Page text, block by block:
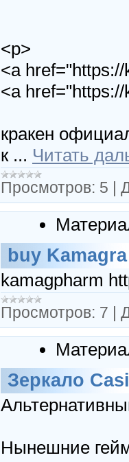
<p>
<a
<a
кракен
к ... Читать
Просмотров: 5 |
buy
kamagpharm
Просмотров: 7 |
Зеркало
Нынешние